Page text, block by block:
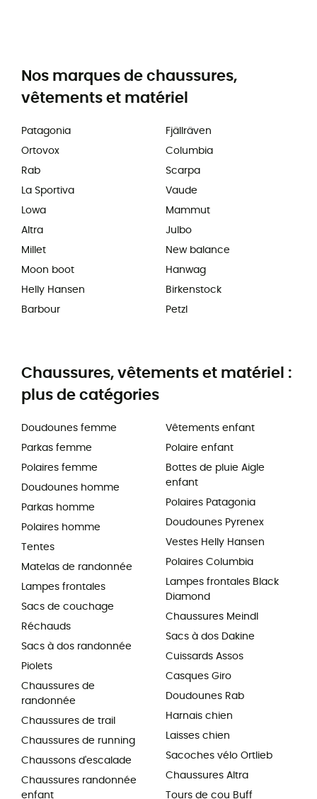
Nos marques de chaussures,
vêtements et matériel
Patagonia
Ortovox
Rab
La Sportiva
Lowa
Altra
Millet
Moon boot
Helly Hansen
Barbour
Fjällräven
Columbia
Scarpa
Vaude
Mammut
Julbo
New balance
Hanwag
Birkenstock
Petzl
Chaussures, vêtements et matériel :
plus de catégories
Doudounes femme
Parkas femme
Polaires femme
Doudounes homme
Parkas homme
Polaires homme
Tentes
Matelas de randonnée
Lampes frontales
Sacs de couchage
Réchauds
Sacs à dos randonnée
Piolets
Chaussures de
randonnée
Chaussures de trail
Chaussures de running
Chaussons d'escalade
Chaussures randonnée
enfant
Vêtements enfant
Polaire enfant
Bottes de pluie Aigle
enfant
Polaires Patagonia
Doudounes Pyrenex
Vestes Helly Hansen
Polaires Columbia
Lampes frontales Black
Diamond
Chaussures Meindl
Sacs à dos Dakine
Cuissards Assos
Casques Giro
Doudounes Rab
Harnais chien
Laisses chien
Sacoches vélo Ortlieb
Chaussures Altra
Tours de cou Buff